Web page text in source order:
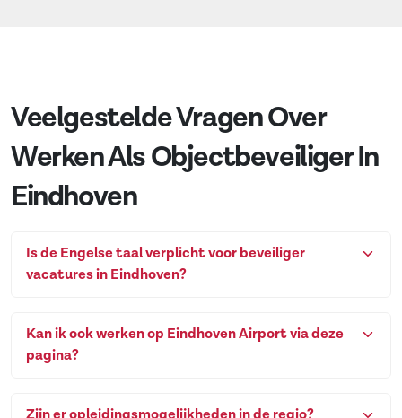
Veelgestelde Vragen Over
Werken Als Objectbeveiliger In
Eindhoven
Is de Engelse taal verplicht voor beveiliger
vacatures in Eindhoven?
Kan ik ook werken op Eindhoven Airport via deze
pagina?